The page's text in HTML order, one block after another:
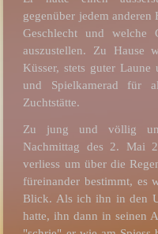
gegenüber jedem
Geschlecht und welche
auszustellen. Zu Hause
Küsser, stets guter
und Spielkamerad für
Zuchtstätte.
Zu jung und völlig
Nachmittag des 2. Mai
verliess um über die
füreinander bestimmt, es
Blick. Als ich ihn in den
hatte, ihn dann in seinen